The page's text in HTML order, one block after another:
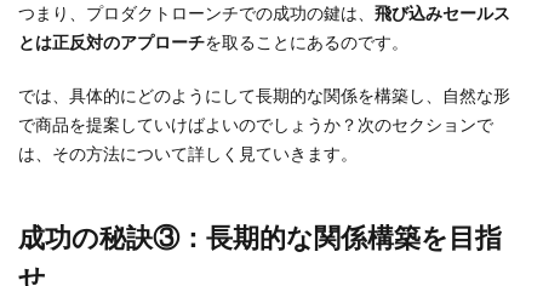
つまり、プロダクトローンチでの成功の鍵は、 飛び込みセールス
とは正反対のアプローチを取ることにあるのです。
では、具体的にどのようにして長期的な関係を構築し、自然な形
で商品を提案していけばよいのでしょうか？次のセクションで
は、その方法について詳しく見ていきます。
成功の秘訣③：長期的な関係構築を目指
せ